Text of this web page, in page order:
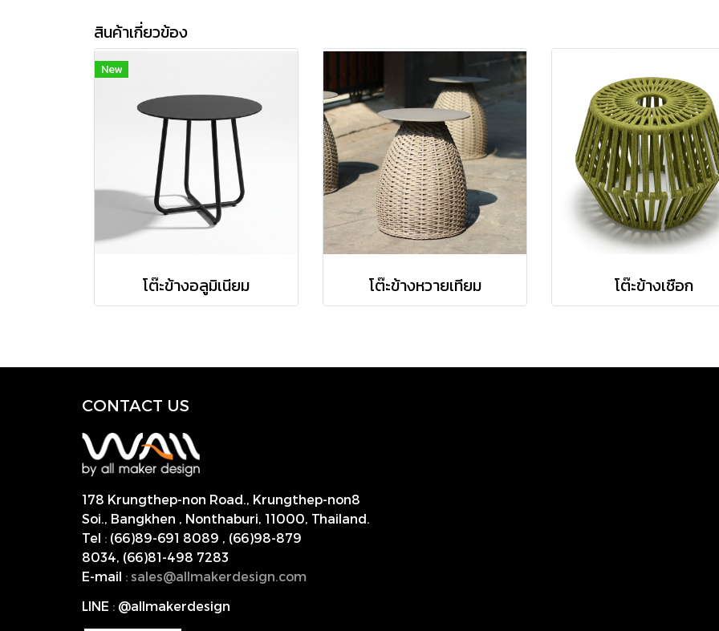
สินค้าเกี่ยวข้อง
New
โต๊ะข้างอลูมิเนียม โต๊ะข้างหวายเทียม โต๊ะข้างเชือก
CONTACT US
178 Krungthep-non Road., Krungthep-non8
Soi., Bangkhen , Nonthaburi, 11000, Thailand.
Tel : (66)89-691 8089 , (66)98-879
8034, (66)81-498 7283
E-mail : sales@allmakerdesign.com
LINE : @allmakerdesign